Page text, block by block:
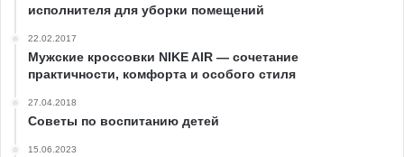
исполнителя для уборки помещений
22.02.2017
Мужские кроссовки NIKE AIR — сочетание
практичности, комфорта и особого стиля
27.04.2018
Советы по воспитанию детей
15.06.2023